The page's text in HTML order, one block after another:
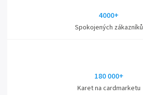
4000+
Spokojených zákazníků
180 000+
Karet na cardmarketu